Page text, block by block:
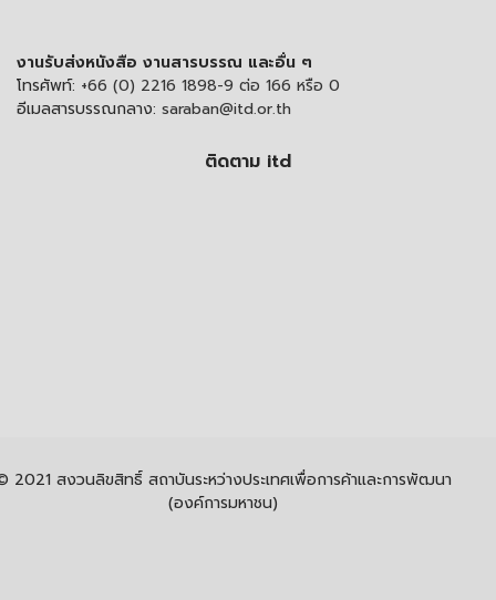
งานรับส่งหนังสือ งานสารบรรณ และอื่น ๆ
โทรศัพท์: +66 (0) 2216 1898-9 ต่อ 166 หรือ 0
อีเมลสารบรรณกลาง: saraban@itd.or.th
ติดตาม itd
2021 สงวนลิขสิทธิ์ สถาบันระหว่างประเทศเพื่อการค้าและการพัฒนา
(องค์การมหาชน)